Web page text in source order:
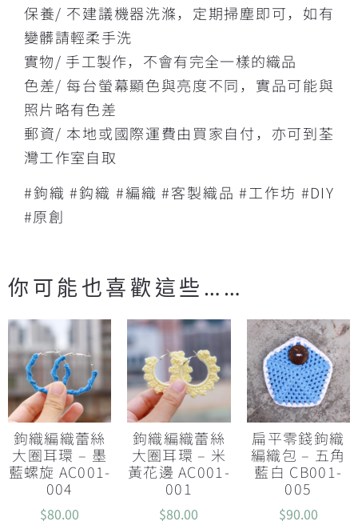
保養/ 不建議機器洗滌，定期掃塵即可，如有
變髒請輕柔手洗
實物/ 手工製作，不會有完全一樣的織品
色差/ 每台螢幕顯色與亮度不同，實品可能與
照片略有色差
郵資/ 本地或國際運費由買家自付，亦可到荃
灣工作室自取
#鉤織 #鈎織 #編織 #客製織品 #工作坊 #DIY
#原創
你可能也喜歡這些……
鉤織編織蕾絲
大圈耳環 – 墨
藍螺旋 AC001-
004
$80.00
鉤織編織蕾絲
大圈耳環 – 米
黃花邊 AC001-
001
$80.00
扁平零錢鉤織
編織包 – 五角
藍白 CB001-
005
$90.00